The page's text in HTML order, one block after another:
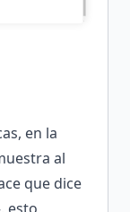
en la
al
que dice